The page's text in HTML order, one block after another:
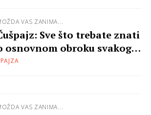
VAS ZANIMA...
Sve što trebate znati
osnovnom obroku svakog
VAS ZANIMA...